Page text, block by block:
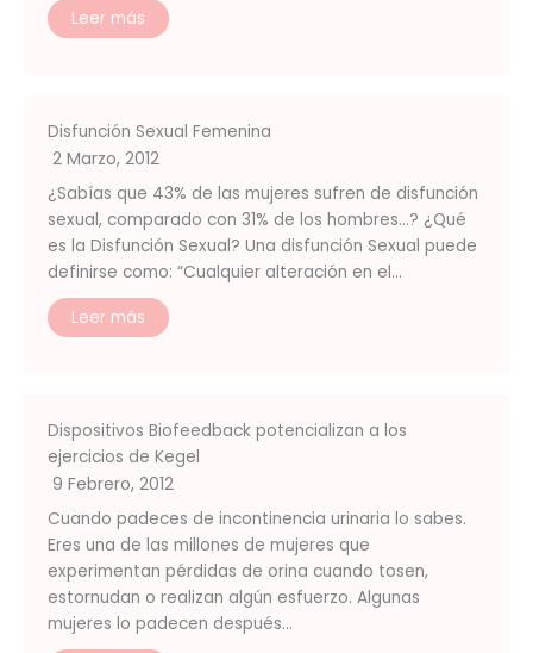
Leer más
Disfunción Sexual Femenina
2 Marzo, 2012
¿Sabías que 43% de las mujeres sufren de disfunción
sexual, comparado con 31% de los hombres…? ¿Qué
es la Disfunción Sexual? Una disfunción Sexual puede
definirse como: “Cualquier alteración en el…
Leer más
Dispositivos Biofeedback potencializan a los
ejercicios de Kegel
9 Febrero, 2012
Cuando padeces de incontinencia urinaria lo sabes.
Eres una de las millones de mujeres que
experimentan pérdidas de orina cuando tosen,
estornudan o realizan algún esfuerzo. Algunas
mujeres lo padecen después…